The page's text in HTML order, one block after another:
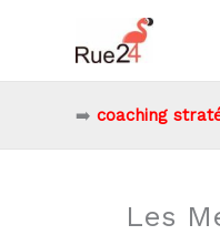
contenu
➡️ coaching
Les